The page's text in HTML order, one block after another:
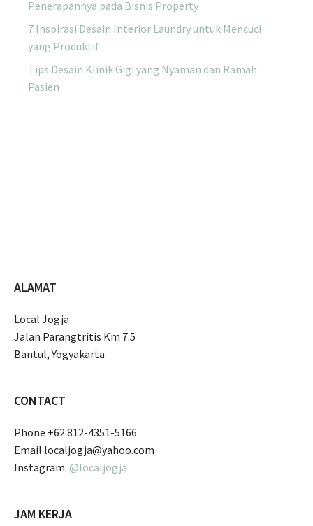
Penerapannya pada Bisnis Property
7 Inspirasi Desain Interior Laundry untuk Mencuci
yang Produktif
Tips Desain Klinik Gigi yang Nyaman dan Ramah
Pasien
ALAMAT
Local Jogja
Jalan Parangtritis Km 7.5
Bantul, Yogyakarta
CONTACT
Phone +62 812-4351-5166
Email localjogja@yahoo.com
Instagram: @localjogja
JAM KERJA